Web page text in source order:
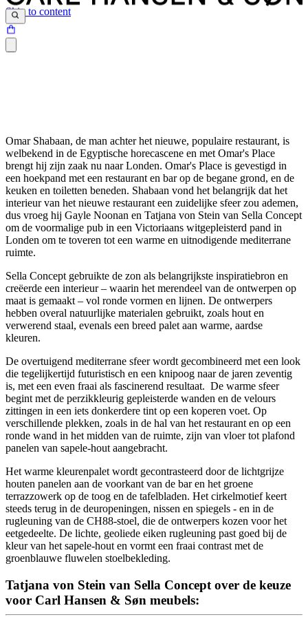
Skip to content
Omar Shabaan, de man achter het nieuwe, populaire restaurant, is
welbekend in de Egyptische horecascene en met Omar's Place
brengt hij zijn zaak nu naar Londen. Omar's Place is gevestigd in
een hoekpand met een restaurant en bar op de begane grond, en de
keuken en toiletten beneden. Shabaan vond het belangrijk dat het
interieur van het nieuwe restaurant een zuidelijke sfeer zou ademen,
dus vroeg hij Gayle Noonan en Tatjana von Stein van Sella Concept
om de voormalige pub in een Victoriaans witgepleisterd pand in
Londen om te toveren tot een warme en uitnodigende mediterrane
ruimte.
Sella Concept gebruikte de zon als belangrijkste inspiratiebron en
creëerde een interieur – waarin het merendeel van de ontwerpen op
maat is gemaakt – vol ronde vormen en lijnen. De ontwerpers
hebben overal natuurlijke materialen gebruikt, zoals hout en
verwerend staal, evenals een breed palet aan warme, aardse
kleuren.
De overtuigend mediterrane sfeer wordt gecombineerd met een look
die tegelijkertijd futuristisch en een knipoog naar de jaren zeventig
is, met een even fraai als fascinerend resultaat. De warme sfeer
begint met de perzikkleurig gepleisterde wanden en de velours
zittingen in een iets donkerdere tint op een koperen voet. Op
verschillende plekken, zoals in de hal van het restaurant en op een
ronde wand in het midden van de ruimte, zijn van vloer tot plafond
panelen van sapele-hout aangebracht.
Het warme kleurenpalet wordt gecontrasteerd door de lichtgrijze
houten panelen aan de voorkant van de bar en het groene
terrazzowerk op de toog en de tafelbladen. Het cirkelmotief keert
steeds terug in de deuropeningen, nissen en spiegels - en in de
rugleuning van de CH88-stoel, die de ontwerpers kozen voor het
eetgedeelte. De lichte, geoliede eiken rugleuning past goed bij de
kleur van het sapele-hout en vormt een fraai contrast met de
groenblauwe fluwelen stoelbekleding.
Tatjana von Stein van Sella Concept over de keuze
voor Carl Hansen & Søn meubels: